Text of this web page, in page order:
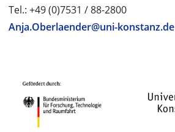
Tel.: +49 (0)7531 / 88-2800
Anja.Oberlaender@uni-konstanz.de